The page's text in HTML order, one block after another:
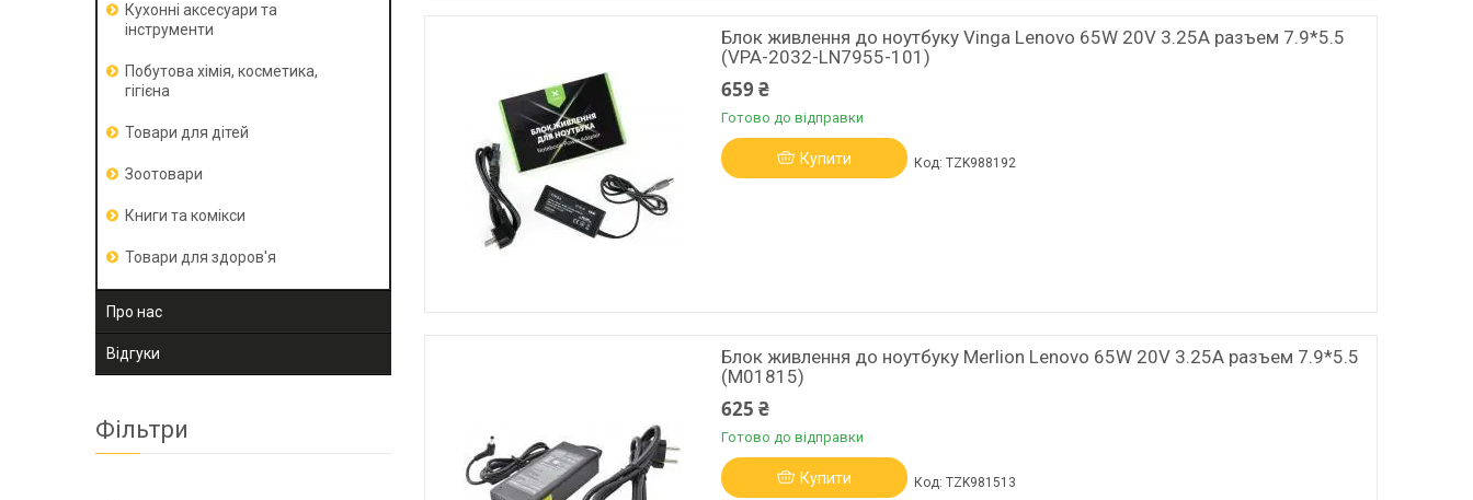
Блок живлення до ноутбуку Vinga Lenovo 65W 20V 3.25А разъем 7.9*5.5
(VPA-2032-LN7955-101)
659 ₴
Готово до відправки
Купити TZK988192
Блок живлення до ноутбуку Merlion Lenovo 65W 20V 3.25A разъем 7.9*5.5
(M01815)
625 ₴
Готово до відправки
Купити TZK981513
Кухонні аксесуари та
інструменти
Побутова хімія, косметика,
гігієна
Товари для дітей
Зоотовари
Книги та комікси
Товари для здоров'я
Про нас
Відгуки
Фільтри